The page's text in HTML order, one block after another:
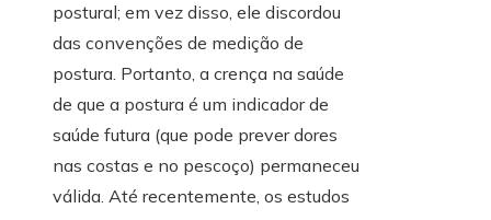
postural; em vez disso, ele discordou
das convenções de medição de
postura. Portanto, a crença na saúde
de que a postura é um indicador de
saúde futura (que pode prever dores
nas costas e no pescoço) permaneceu
válida. Até recentemente, os estudos